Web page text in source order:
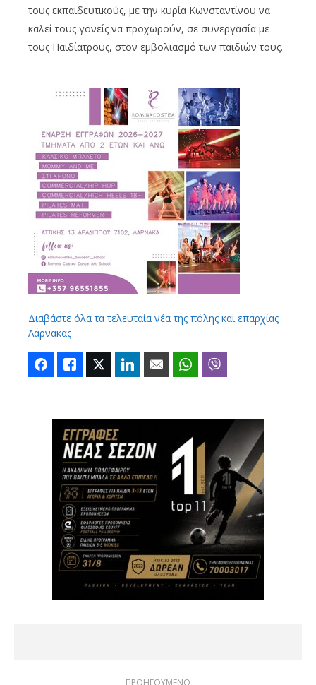
τους εκπαιδευτικούς, με την κυρία Κωνσταντίνου να
καλεί τους γονείς να προχωρούν, σε συνεργασία με
τους Παιδίατρους, στον εμβολιασμό των παιδιών τους.
Διαβάστε όλα τα τελευταία νέα της πόλης και επαρχίας
Λάρνακας
FacebookLike Twitter LinkedIn Email WhatsApp